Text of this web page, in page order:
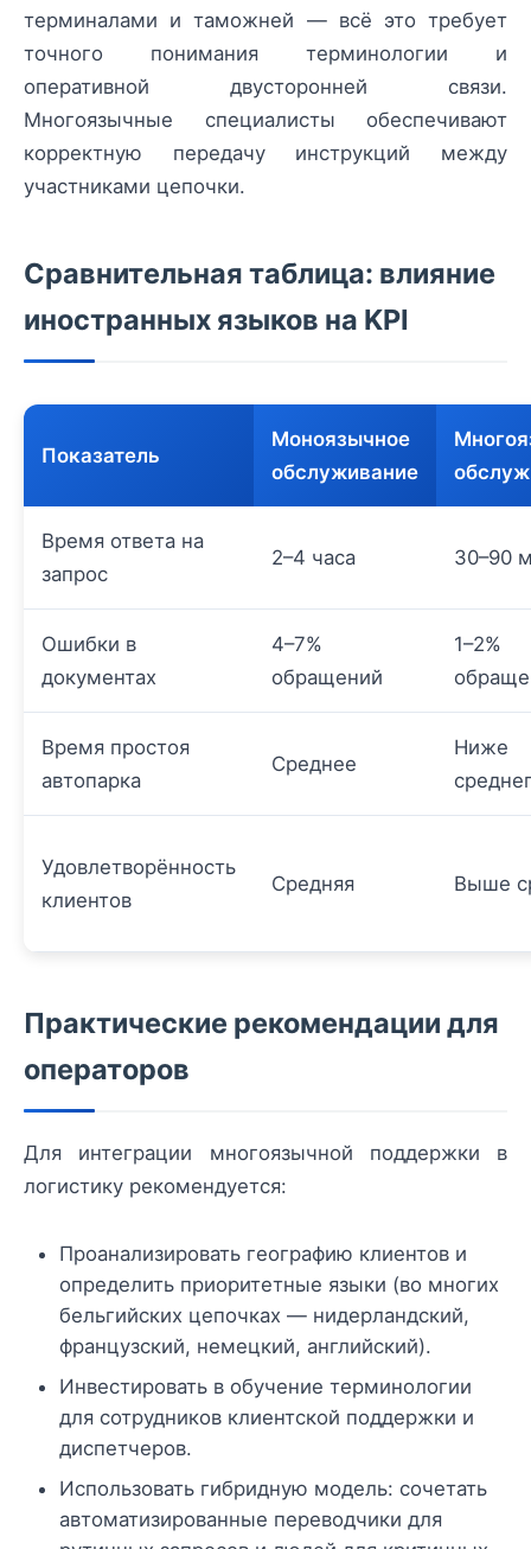
терминалами и таможней — всё это требует
точного понимания терминологии и
оперативной двусторонней связи.
Многоязычные специалисты обеспечивают
корректную передачу инструкций между
участниками цепочки.
Сравнительная таблица: влияние
иностранных языков на KPI
Показатель
Моноязычное
обслуживание
Время ответа на
запрос
2–4 часа 30–90
Ошибки в
документах
4–7%
обращений
1–2%
Время простоя
автопарка
Среднее
Ниже
Удовлетворённость
клиентов
Средняя Выше
Практические рекомендации для
операторов
Для интеграции многоязычной поддержки в
логистику рекомендуется:
Проанализировать географию клиентов и
определить приоритетные языки (во многих
бельгийских цепочках — нидерландский,
французский, немецкий, английский).
Инвестировать в обучение терминологии
для сотрудников клиентской поддержки и
диспетчеров.
Использовать гибридную модель: сочетать
автоматизированные переводчики для